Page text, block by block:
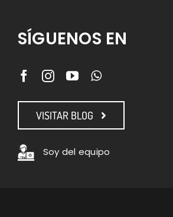
SÍGUENOS EN
VISITAR BLOG
Soy del equipo